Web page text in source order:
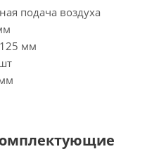
подача воздуха
мм